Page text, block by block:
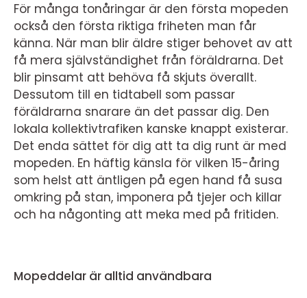
För många tonåringar är den första mopeden
också den första riktiga friheten man får
känna. När man blir äldre stiger behovet av att
få mera självständighet från föräldrarna. Det
blir pinsamt att behöva få skjuts överallt.
Dessutom till en tidtabell som passar
föräldrarna snarare än det passar dig. Den
lokala kollektivtrafiken kanske knappt existerar.
Det enda sättet för dig att ta dig runt är med
mopeden. En häftig känsla för vilken 15-åring
som helst att äntligen på egen hand få susa
omkring på stan, imponera på tjejer och killar
och ha någonting att meka med på fritiden.
Mopeddelar är alltid användbara